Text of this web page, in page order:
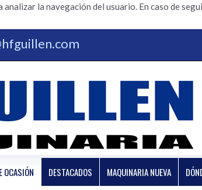
la navegación del usuario. En caso de
OCASIÓN DESTACADOS MAQUINARIA NUEVA